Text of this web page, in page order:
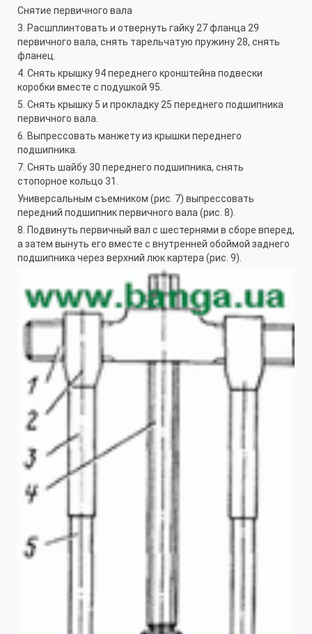
Снятие первичного вала
3. Расшплинтовать и отвернуть гайку 27 фланца 29
первичного вала, снять тарельчатую пружину 28, снять
фланец.
4. Снять крышку 94 переднего кронштейна подвески
коробки вместе с подушкой 95.
5. Снять крышку 5 и прокладку 25 переднего подшипника
первичного вала.
6. Выпрессовать манжету из крышки переднего
подшипника.
7. Снять шайбу 30 переднего подшипника, снять
стопорное кольцо 31.
Универсальным съемником (рис. 7) выпрессовать
передний подшипник первичного вала (рис. 8).
8. Подвинуть первичный вал с шестернями в сборе вперед,
а затем вынуть его вместе с внутренней обоймой заднего
подшипника через верхний люк картера (рис. 9).